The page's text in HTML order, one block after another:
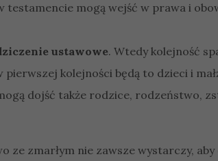
testamencie mogą wejść w prawa i
ustawowe. Wtedy kolejność
kolejności będą to dzieci i
dojść także rodzice, rodzeństwo,
ze zmarłym nie zawsze wystarczy,